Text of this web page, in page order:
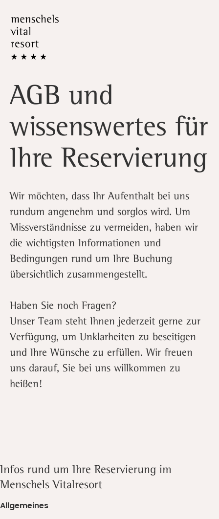
AGB und
wissenswertes für
Ihre Reservierung
Wir möchten, dass Ihr Aufenthalt bei uns
rundum angenehm und sorglos wird. Um
Missverständnisse zu vermeiden, haben wir
die wichtigsten Informationen und
Bedingungen rund um Ihre Buchung
übersichtlich zusammengestellt.
Haben Sie noch Fragen?
Unser Team steht Ihnen jederzeit gerne zur
Verfügung, um Unklarheiten zu beseitigen
und Ihre Wünsche zu erfüllen. Wir freuen
uns darauf, Sie bei uns willkommen zu
heißen!
Infos rund um Ihre Reservierung im
Menschels Vitalresort
Allgemeines